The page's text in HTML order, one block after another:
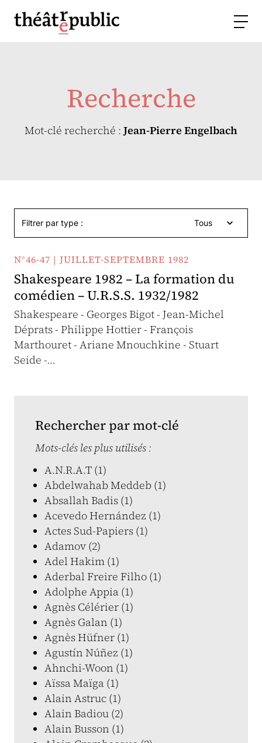
Recherche
Mot-clé recherché :Jean-Pierre Engelbach
Filtrer par type : Tous
N°46-47 | JUILLET-SEPTEMBRE 1982
Shakespeare 1982 – La formation du
comédien – U.R.S.S. 1932/1982
Shakespeare - Georges Bigot - Jean-Michel
Déprats - Philippe Hottier - François
Marthouret - Ariane Mnouchkine - Stuart
Seide -…
Rechercher par mot-clé
Mots-clés les plus utilisés :
A.N.R.A.T (1)
Abdelwahab Meddeb (1)
Absallah Badis (1)
Acevedo Hernández (1)
Actes Sud-Papiers (1)
Adamov (2)
Adel Hakim (1)
Aderbal Freire Filho (1)
Adolphe Appia (1)
Agnès Célérier (1)
Agnès Galan (1)
Agnès Hüfner (1)
Agustín Núñez (1)
Ahnchi-Woon (1)
Aïssa Maïga (1)
Alain Astruc (1)
Alain Badiou (2)
Alain Busson (1)